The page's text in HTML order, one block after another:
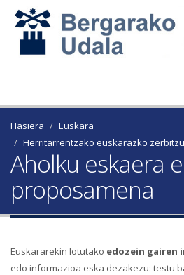
Hasiera
Euskara
Herritarrentzako euskarazko
Aholku eskaera
proposamena
Euskararekin lotutako edozein gairen
edo informazioa eska dezakezu: testu